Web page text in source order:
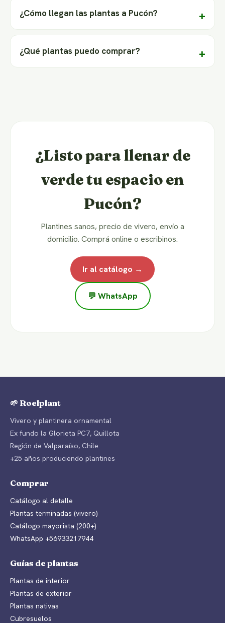
¿Cómo llegan las plantas a Pucón?
¿Qué plantas puedo comprar?
¿Listo para llenar de
verde tu espacio en
Pucón?
Plantines sanos, precio de vivero, envío a
domicilio. Comprá online o escribinos.
Ir al catálogo →
💬 WhatsApp
🌱 Roelplant
Vivero y plantinera ornamental
Ex fundo la Glorieta PC7, Quillota
Región de Valparaíso, Chile
+25 años produciendo plantines
Comprar
Catálogo al detalle
Plantas terminadas (vivero)
Catálogo mayorista (200+)
WhatsApp +56933217944
Guías de plantas
Plantas de interior
Plantas de exterior
Plantas nativas
Cubresuelos